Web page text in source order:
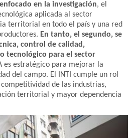
en la investigación, el
aplicada al sector
territorial en todo el país y una red
En tanto, el segundo, se
control de calidad,
tecnológico para el sector
es estratégico para mejorar la
del campo. El INTI cumple un rol
de las industrias,
territorial y mayor dependencia